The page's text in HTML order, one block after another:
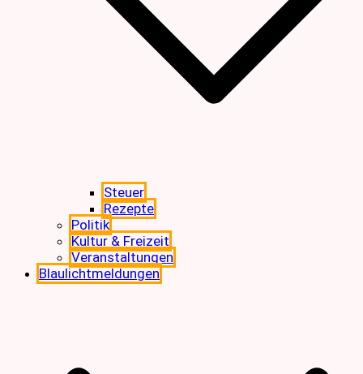
Steuer
Rezepte
Politik
Kultur & Freizeit
Veranstaltungen
Blaulichtmeldungen